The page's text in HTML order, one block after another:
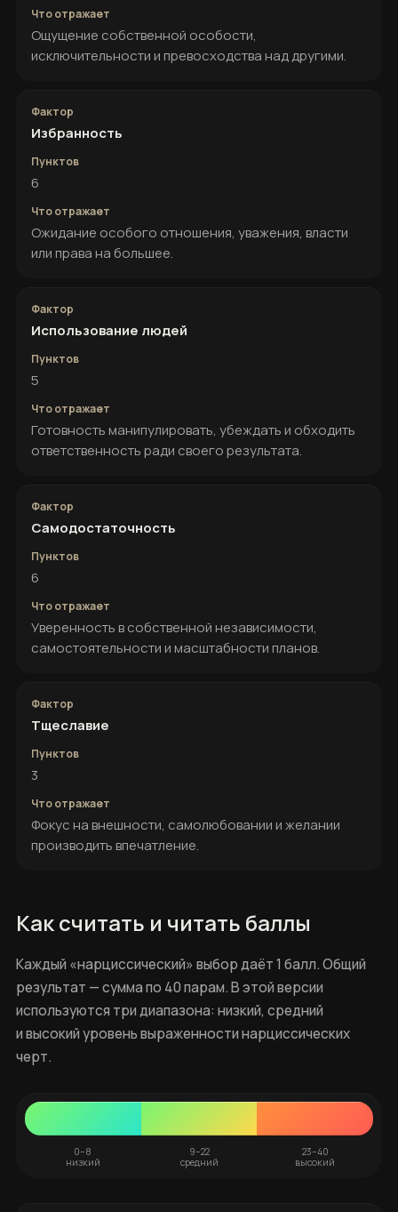
Ощущение собственной особости,
исключительности и превосходства над другими.
Избранность
6
Ожидание особого отношения, уважения, власти
или права на большее.
Использование людей
5
Готовность манипулировать, убеждать и обходить
ответственность ради своего результата.
Самодостаточность
6
Уверенность в собственной независимости,
самостоятельности и масштабности планов.
Тщеславие
3
Фокус на внешности, самолюбовании и желании
производить впечатление.
Как считать и читать баллы
Каждый «нарциссический» выбор даёт 1 балл. Общий
результат — сумма по 40 парам. В этой версии
используются три диапазона: низкий, средний
и высокий уровень выраженности нарциссических
черт.
0–8
низкий
9–22
средний
23–40
высокий